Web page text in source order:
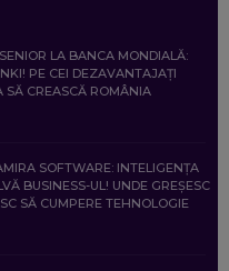
LA BANCA MONDIALĂ:
PE CEI DEZAVANTAJAȚI
SĂ CREASCĂ ROMÂNIA
SOFTWARE: INTELIGENȚA
BUSINESS-UL! UNDE GREȘESC
SĂ CUMPERE TEHNOLOGIE